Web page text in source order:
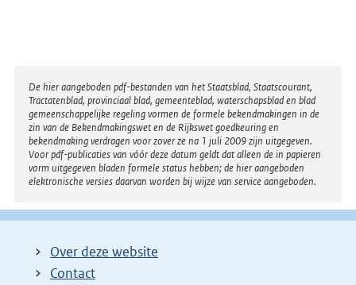
Disclaimer
De hier aangeboden pdf-bestanden van het Staatsblad, Staatscourant,
Tractatenblad, provinciaal blad, gemeenteblad, waterschapsblad en blad
gemeenschappelijke regeling vormen de formele bekendmakingen in de
zin van de Bekendmakingswet en de Rijkswet goedkeuring en
bekendmaking verdragen voor zover ze na 1 juli 2009 zijn uitgegeven.
Voor pdf-publicaties van vóór deze datum geldt dat alleen de in papieren
vorm uitgegeven bladen formele status hebben; de hier aangeboden
elektronische versies daarvan worden bij wijze van service aangeboden.
Over deze website
Contact